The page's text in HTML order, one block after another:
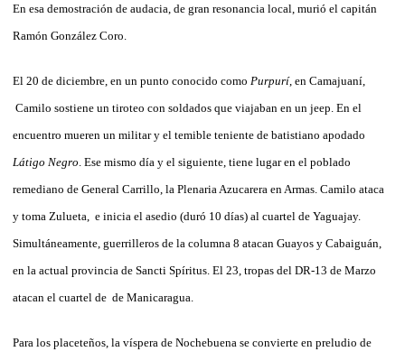
En esa demostración de audacia, de gran resonancia local, murió el capitán
Ramón González Coro.
El 20 de diciembre, en un punto conocido como Purpurí, en Camajuaní,
Camilo sostiene un tiroteo con soldados que viajaban en un jeep. En el
encuentro mueren un militar y el temible teniente de batistiano apodado
Látigo Negro . Ese mismo día y el siguiente, tiene lugar en el poblado
remediano de General Carrillo, la Plenaria Azucarera en Armas. Camilo ataca
y toma Zulueta, e inicia el asedio (duró 10 días) al cuartel de Yaguajay.
Simultáneamente, guerrilleros de la columna 8 atacan Guayos y Cabaiguán,
en la actual provincia de Sancti Spíritus. El 23, tropas del DR-13 de Marzo
atacan el cuartel de de Manicaragua.
Para los placeteños, la víspera de Nochebuena se convierte en preludio de